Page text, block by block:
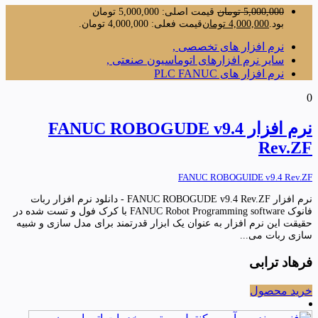
5,000,000 تومان
قیمت اصلی: 5,000,000 تومان
بود.4,000,000 تومانقیمت فعلی: 4,000,000 تومان.
نرم افزار های تخصصی ,
سایر نرم افزارهای اتوماسیون صنعتی ,
نرم افزار های PLC FANUC
0
نرم افزار FANUC ROBOGUDE v9.4
Rev.ZF
FANUC ROBOGUIDE v9.4 Rev.ZF
نرم افزار FANUC ROBOGUDE v9.4 Rev.ZF - دانلود نرم افزار ربات
فانوک FANUC Robot Programming software با کرک فول و تست شده در
حقیقت این نرم افزار به عنوان یک ابزار قدرتمند برای مدل سازی و شبیه
سازی ربات می...
فرهاد ترابی
خرید محصول